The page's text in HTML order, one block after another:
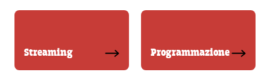
Streaming Programmazione